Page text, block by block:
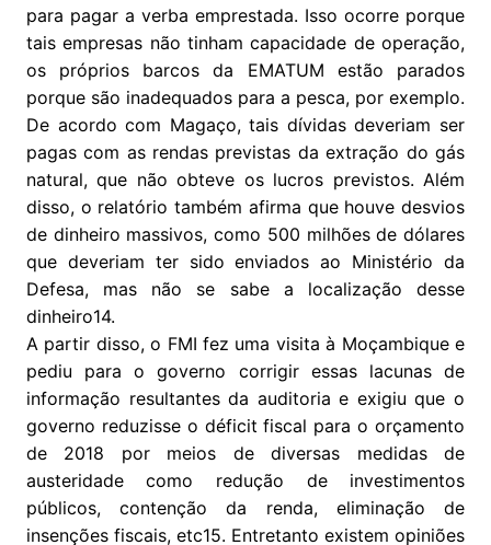
para pagar a verba emprestada. Isso ocorre porque
tais empresas não tinham capacidade de operação,
os próprios barcos da EMATUM estão parados
porque são inadequados para a pesca, por exemplo.
De acordo com Magaço, tais dívidas deveriam ser
pagas com as rendas previstas da extração do gás
natural, que não obteve os lucros previstos. Além
disso, o relatório também afirma que houve desvios
de dinheiro massivos, como 500 milhões de dólares
que deveriam ter sido enviados ao Ministério da
Defesa, mas não se sabe a localização desse
dinheiro14.
A partir disso, o FMI fez uma visita à Moçambique e
pediu para o governo corrigir essas lacunas de
informação resultantes da auditoria e exigiu que o
governo reduzisse o déficit fiscal para o orçamento
de 2018 por meios de diversas medidas de
austeridade como redução de investimentos
públicos, contenção da renda, eliminação de
insenções fiscais, etc15. Entretanto existem opiniões